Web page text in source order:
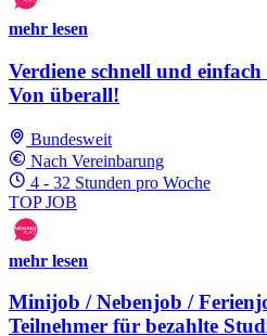
mehr lesen
Verdiene schnell und
Von überall!
Bundesweit
Nach Vereinbarung
4 - 32 Stunden pro Woche
TOP JOB
mehr lesen
Minijob / Nebenjob /
Teilnehmer für bezahlte